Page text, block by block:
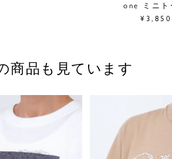
one ミニト
¥3,850
商品も見ています